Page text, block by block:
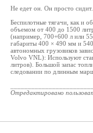
Не едет он. Он просто
Беспилотные тягачи, как и
объемом от 400 до 1500
(например, 700+600 л или
габариты 400 × 490 мм и
автономных грузовиков
Volvo VNL): Используют
литров). Большой запас
следовании по длинным
Отредактировано